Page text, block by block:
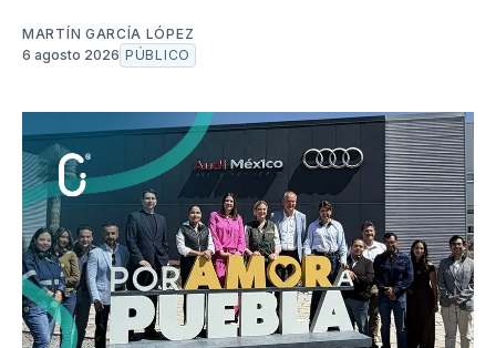
MARTÍN GARCÍA LÓPEZ
6 agosto 2026 PÚBLICO